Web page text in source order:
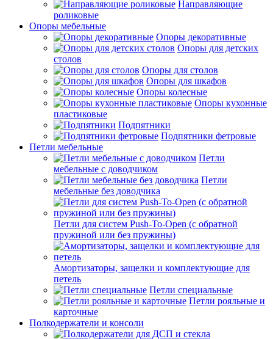
Направляющие
роликовые
Опоры мебельные
Опоры декоративные
Опоры для детских
столов
Опоры для столов
Опоры для шкафов
Опоры колесные
Опоры кухонные
пластиковые
Подпятники
Подпятники фетровые
Петли мебельные
Петли
мебельные с доводчиком
Петли
мебельные без доводчика
Петли для систем Push-To-Open (с обратной
пружиной или без пружины)
Амортизаторы, защелки и комплектующие для
петель
Петли специальные
Петли рояльные и
карточные
Полкодержатели и консоли